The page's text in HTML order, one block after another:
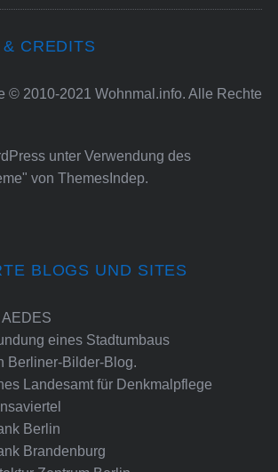
CREDITS
© 2010-2021 Wohnmal.info. Alle Rechte
unter Verwendung des
von ThemesIndep.
BLOGS UND SITES
eines Stadtumbaus
Berliner-Bilder-Blog.
Landesamt für Denkmalpflege
Berlin
Brandenburg